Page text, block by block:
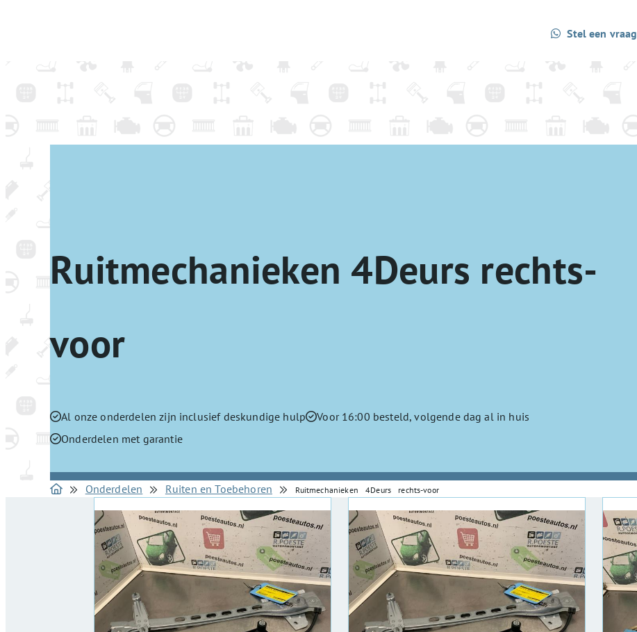
Stel een vraag
Ruitmechanieken 4Deurs rechts-
voor
Al onze onderdelen zijn inclusief deskundige hulp
Voor 16:00 besteld, volgende dag al in huis
Onderdelen met garantie
Onderdelen Ruiten en Toebehoren Ruitmechanieken 4Deurs rechts-voor